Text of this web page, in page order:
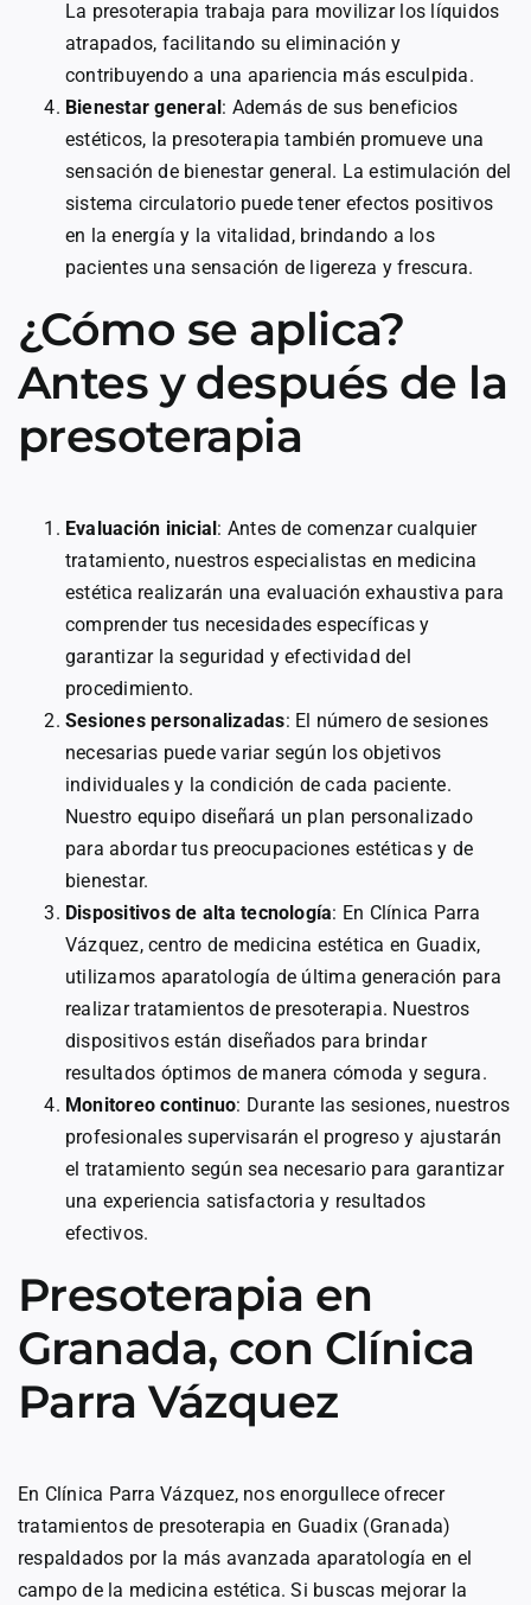
La presoterapia trabaja para movilizar los líquidos
atrapados, facilitando su eliminación y
contribuyendo a una apariencia más esculpida.
Bienestar general : Además de sus beneficios
estéticos, la presoterapia también promueve una
sensación de bienestar general. La estimulación del
sistema circulatorio puede tener efectos positivos
en la energía y la vitalidad, brindando a los
pacientes una sensación de ligereza y frescura.
¿Cómo se aplica?
Antes y después de la
presoterapia
Evaluación inicial : Antes de comenzar cualquier
tratamiento, nuestros especialistas en medicina
estética realizarán una evaluación exhaustiva para
comprender tus necesidades específicas y
garantizar la seguridad y efectividad del
procedimiento.
Sesiones personalizadas: El número de sesiones
necesarias puede variar según los objetivos
individuales y la condición de cada paciente.
Nuestro equipo diseñará un plan personalizado
para abordar tus preocupaciones estéticas y de
bienestar.
Dispositivos de alta tecnología: En Clínica Parra
Vázquez, centro de medicina estética en Guadix,
utilizamos aparatología de última generación para
realizar tratamientos de presoterapia. Nuestros
dispositivos están diseñados para brindar
resultados óptimos de manera cómoda y segura.
Monitoreo continuo: Durante las sesiones, nuestros
profesionales supervisarán el progreso y ajustarán
el tratamiento según sea necesario para garantizar
una experiencia satisfactoria y resultados
efectivos.
Presoterapia en
Granada, con Clínica
Parra Vázquez
En Clínica Parra Vázquez, nos enorgullece ofrecer
tratamientos de presoterapia en Guadix (Granada)
respaldados por la más avanzada aparatología en el
campo de la medicina estética. Si buscas mejorar la